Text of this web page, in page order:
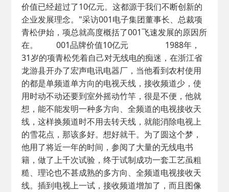
· 中国民主建国会… 2025-02-24
· 中国民主建国会… 2024-08-28
· 中国民主建国会… 2024-03-04
价值已经超过了10亿元。这都源于我们不断创新的
企业发展理念。"采访001电子集团董事长、总裁项
青松伊始，项总就高度概括了001飞速发展的原因所
在。 001品牌价值10亿元 1988年，
31岁的项青松凭着自己对无线电的痴迷，在浙江省
龙游县开办了宏声电讯电器厂，当他看到农村使用
的都是单频道单方向的电视天线，接收频道少，使
用时动不动还要到室外摇动竹竿，很是不便，他就
想，能不能发明一种多方向、全频道的电视接收天
线，这样换频道时不用去转天线，就能消除电视上
的雪花点，那该多好。想好就干。为了圆这个梦，
他用了将近一年的时间，参阅了大量的无线电书
籍，做了上千次试验，终于试制成功一套工艺虽粗
糙、理论也不甚成熟的多方向、全频道电视接收天
线。插到电视上一试，接收频道增加了，而且图像